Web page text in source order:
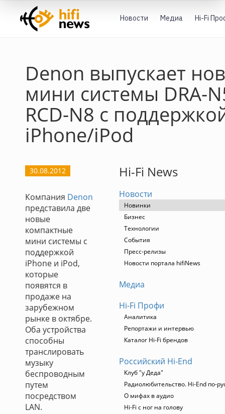
Новости Медиа Hi-Fi
Denon выпускает
мини системы DRA-
RCD-N8 с
iPhone/iPod
30.08.2012
Компания Denon
представила две
новые
компактные
мини системы с
поддержкой
iPhone и iPod,
которые
появятся в
продаже на
зарубежном
рынке в октябре.
Оба устройства
способны
транслировать
музыку
беспроводным
путем
посредством
LAN.
Hi-Fi News
Новости
Новинки
Бизнес
Технологии
События
Пресс-релизы
Новости портала hifiNews
Медиа
Hi-Fi Профи
Аналитика
Репортажи и интервью
Каталог Hi-Fi брендов
Российский Hi-End
Клуб "у Деда"
Радиолюбительство. Hi-End по-
О мифах в аудио
Hi-Fi с ног на голову